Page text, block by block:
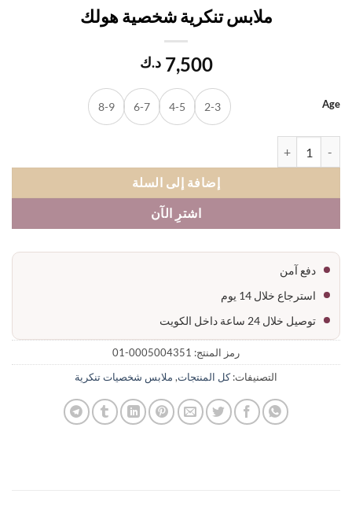
ملابس تنكرية شخصية هولك
7,500 د.ك
2-3
4-5
6-7
8-9
إضافة إلى السلة
اشترِ الآن
دفع آمن
استرجاع خلال 14 يوم
توصيل خلال 24 ساعة داخل الكويت
رمز المنتج:0005004351-01
التصنيفات:كل المنتجات,ملابس شخصيات تنكرية